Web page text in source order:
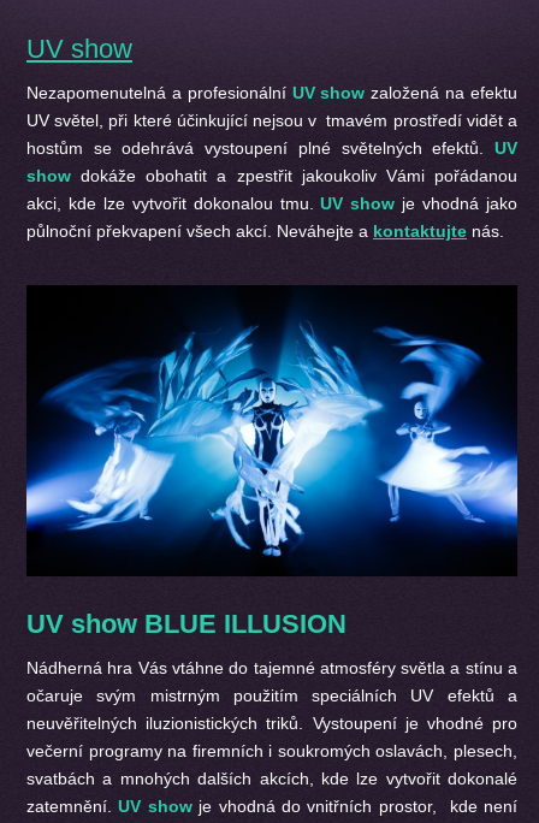
UV show
Nezapomenutelná a profesionální UV show založená na efektu
UV světel, při které účinkující nejsou v tmavém prostředí vidět a
hostům se odehrává vystoupení plné světelných efektů. UV
show dokáže obohatit a zpestřit jakoukoliv Vámi pořádanou
akci, kde lze vytvořit dokonalou tmu.UV show je vhodná jako
půlnoční překvapení všech akcí. Neváhejte a kontaktujte nás.
UV show BLUE ILLUSION
Nádherná hra Vás vtáhne do tajemné atmosféry světla a stínu a
očaruje svým mistrným použitím speciálních UV efektů a
neuvěřitelných iluzionistických triků. Vystoupení je vhodné pro
večerní programy na firemních i soukromých oslavách, plesech,
svatbách a mnohých dalších akcích, kde lze vytvořit dokonalé
zatemnění.UV showje vhodná do vnitřních prostor, kde není